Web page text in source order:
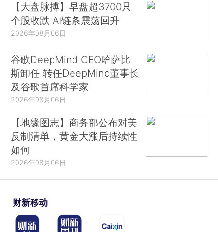
【大盘脉搏】早盘超3700只
个股收跌 AI链条震荡回升
2026年08月06日
谷歌DeepMind CEO哈萨比
斯卸任 转任DeepMind董事长
及谷歌首席科学家
2026年08月06日
【地缘图志】商务部公布对美
反制清单，黄金大涨后持续性
如何
2026年08月06日
财新移动